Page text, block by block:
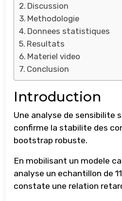
Discussion
Methodologie
Donnees statistiques
Resultats
Materiel video
Conclusion
Introduction
Une analyse de sensibilite
confirme la stabilite des
bootstrap robuste.
En mobilisant un modele
analyse un echantillon de
constate une relation